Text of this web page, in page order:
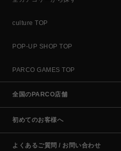
culture TOP
POP-UP SHOP TOP
PARCO GAMES TOP
全国のPARCO店舗
初めてのお客様へ
よくあるご質問 / お問い合わせ